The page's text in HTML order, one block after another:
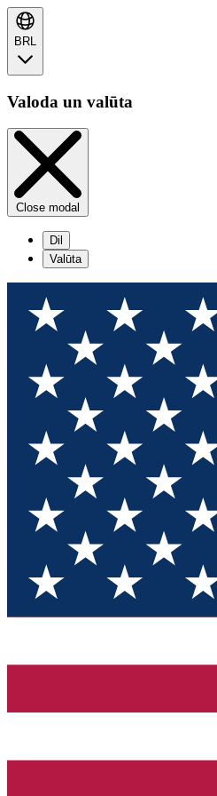
BRL
Valoda un valūta
Close modal
Dil
Valūta